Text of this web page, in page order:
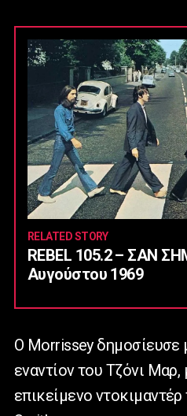
RELATED STORY
REBEL 105.2 – ΣΑΝ
Αυγούστου 1969
Ο Morrissey δημοσίευσε
εναντίον του Τζόνι
επικείμενο